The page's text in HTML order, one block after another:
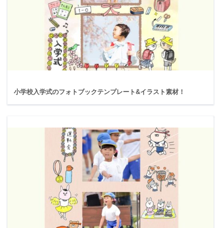
小学校入学式のフォトブックテンプレート&イラスト素材！